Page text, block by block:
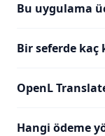
Bu uygulama
Bir seferde
OpenL
Hangi ödeme